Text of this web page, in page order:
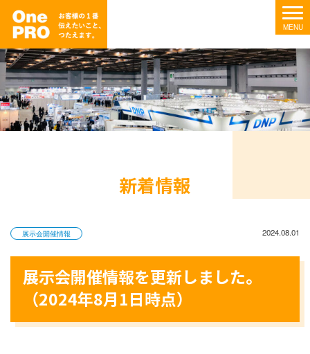
新着情報
展示会開催情報 2024.08.01
展示会開催情報を更新しました。
（2024年8月1日時点）